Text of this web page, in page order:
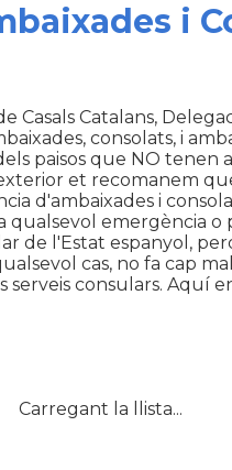
i
Casals Catalans,
consolats, i
paisos que NO tenen
et recomanem
d'ambaixades i
qualsevol emergència o
de l'Estat espanyol,
cas, no fa cap
consulars. Aquí
Carregant la llista...